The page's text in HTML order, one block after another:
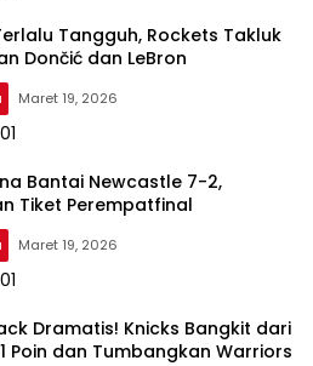
Tangguh, Rockets Takluk
Dončić dan LeBron
Maret 19, 2026
Bantai Newcastle 7-2,
Tiket Perempatfinal
Maret 19, 2026
Dramatis! Knicks Bangkit dari
Poin dan Tumbangkan Warriors